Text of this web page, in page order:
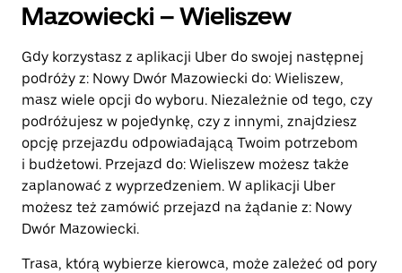
Mazowiecki – Wieliszew
Gdy korzystasz z aplikacji Uber do swojej następnej
podróży z: Nowy Dwór Mazowiecki do: Wieliszew,
masz wiele opcji do wyboru. Niezależnie od tego, czy
podróżujesz w pojedynkę, czy z innymi, znajdziesz
opcję przejazdu odpowiadającą Twoim potrzebom
i budżetowi. Przejazd do: Wieliszew możesz także
zaplanować z wyprzedzeniem. W aplikacji Uber
możesz też zamówić przejazd na żądanie z: Nowy
Dwór Mazowiecki.
Trasa, którą wybierze kierowca, może zależeć od pory